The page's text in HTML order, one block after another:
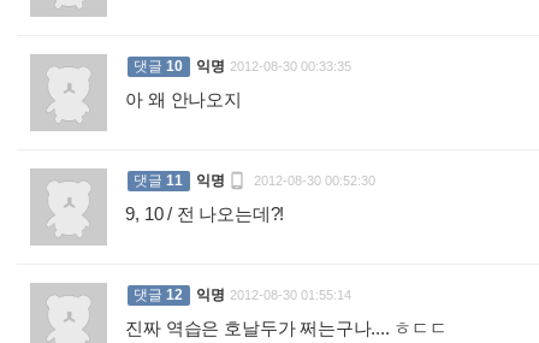
댓글 10 익명 2012-08-30 00:33:35
아 왜 안나오지
댓글 11 익명  2012-08-30 00:52:30
9, 10 / 전 나오는데?!
댓글 12 익명 2012-08-30 01:55:14
진짜 역습은 호날두가 쩌는구나.... ㅎㄷㄷ